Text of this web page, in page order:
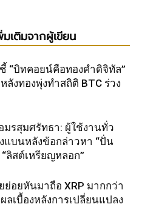
มเติมจากผู้เขียน
“บิทคอยน์คือทองคำดิจิทัล”
หลังทองพุ่งทำสถิติ BTC ร่วง
มรสุมศรัทธา: ผู้ใช้งานทั่ว
แบนหลังข้อกล่าวหา “ปั่น
ลิสต์เหรียญหลอก”
ย่อยหันมาถือ XRP มากกว่า
ลเบื้องหลังการเปลี่ยนแปลง